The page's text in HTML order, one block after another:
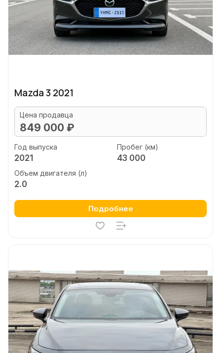
Mazda 3 2021
Цена продавца
849 000 ₽
Год выпуска
2021
Пробег (км)
43 000
Объем двигателя (л)
2.0
Подробнее